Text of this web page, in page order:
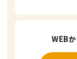
WEB